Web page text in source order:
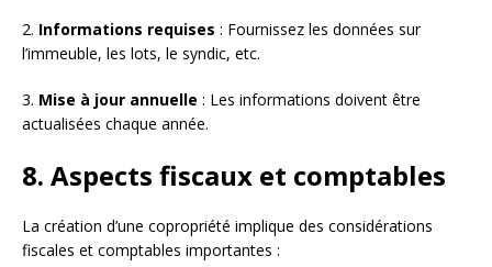
2. Informations requises : Fournissez les données sur
l’immeuble, les lots, le syndic, etc.
3. Mise à jour annuelle : Les informations doivent être
actualisées chaque année.
8. Aspects fiscaux et comptables
La création d’une copropriété implique des considérations
fiscales et comptables importantes :